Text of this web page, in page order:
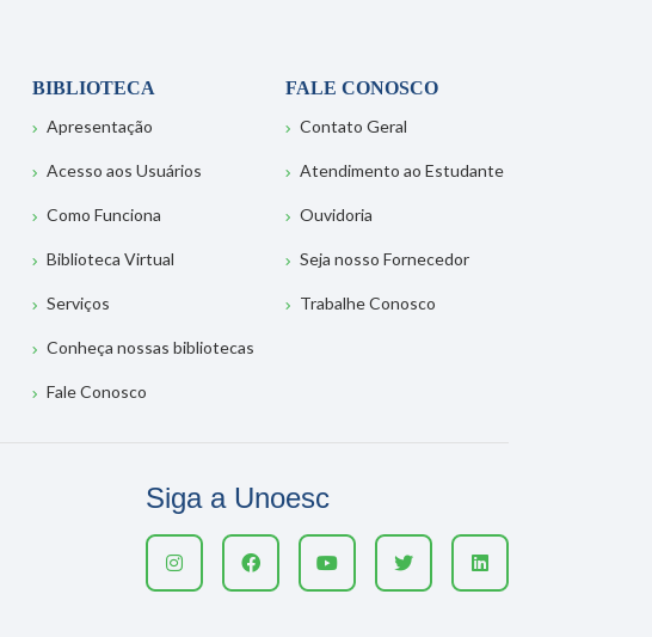
BIBLIOTECA
Apresentação
Acesso aos Usuários
Como Funciona
Biblioteca Virtual
Serviços
Conheça nossas bibliotecas
Fale Conosco
FALE CONOSCO
Contato Geral
Atendimento ao Estudante
Ouvidoria
Seja nosso Fornecedor
Trabalhe Conosco
Siga a Unoesc